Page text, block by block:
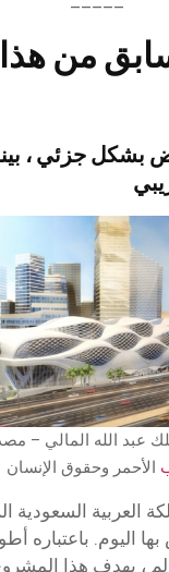
من هذا
بشكل جزئي ،
عبد الله المالي –
الأحمر وحقوق الإنسان
العربية السعودية
اليوم. باعتباره
، يهدف هذا